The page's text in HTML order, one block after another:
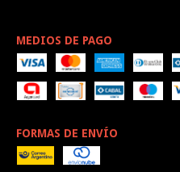
MEDIOS DE PAGO
FORMAS DE ENVÍO